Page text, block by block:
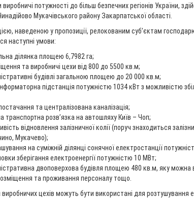
потужності до більш безпечних регіонів України,
Мукачівського району Закарпатської області.
наведеною у пропозиції, релокованим суб’єктам
наступні умови:
ділянка площею 6,7982 га;
та виробничі цехи від 800 до 5500 кв.м;
будівлі загальною площею до 20 000 кв.м;
підстанція потужністю 1034 кВт з можливістю
та централізована каналізація;
транспортна розв’язка на автошляху Київ – Чоп;
відновлення залізничної колії (поруч знаходиться
Мукачево);
на суміжній ділянці сонячної електростанції
зберігання електроенергії потужністю 10 МВт;
двоповерхова будівля площею 480 кв.м, яку можна
та проживання персоналу тощо.
цехів можуть бути використані для розтушування